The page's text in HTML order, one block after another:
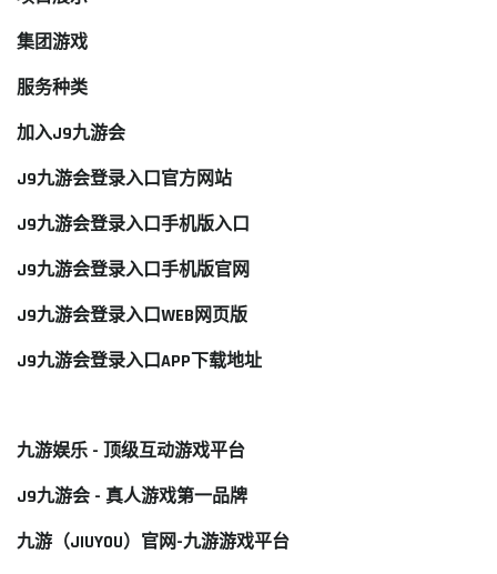
集团游戏
服务种类
加入J9九游会
J9九游会登录入口官方网站
J9九游会登录入口手机版入口
J9九游会登录入口手机版官网
J9九游会登录入口WEB网页版
J9九游会登录入口APP下载地址
九游娱乐 - 顶级互动游戏平台
J9九游会 - 真人游戏第一品牌
九游（JIUYOU）官网-九游游戏平台